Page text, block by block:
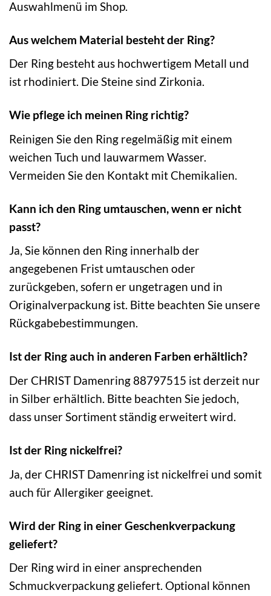
Auswahlmenü im Shop.
Aus welchem Material besteht der Ring?
Der Ring besteht aus hochwertigem Metall und
ist rhodiniert. Die Steine sind Zirkonia.
Wie pflege ich meinen Ring richtig?
Reinigen Sie den Ring regelmäßig mit einem
weichen Tuch und lauwarmem Wasser.
Vermeiden Sie den Kontakt mit Chemikalien.
Kann ich den Ring umtauschen, wenn er nicht
passt?
Ja, Sie können den Ring innerhalb der
angegebenen Frist umtauschen oder
zurückgeben, sofern er ungetragen und in
Originalverpackung ist. Bitte beachten Sie unsere
Rückgabebestimmungen.
Ist der Ring auch in anderen Farben erhältlich?
Der CHRIST Damenring 88797515 ist derzeit nur
in Silber erhältlich. Bitte beachten Sie jedoch,
dass unser Sortiment ständig erweitert wird.
Ist der Ring nickelfrei?
Ja, der CHRIST Damenring ist nickelfrei und somit
auch für Allergiker geeignet.
Wird der Ring in einer Geschenkverpackung
geliefert?
Der Ring wird in einer ansprechenden
Schmuckverpackung geliefert. Optional können